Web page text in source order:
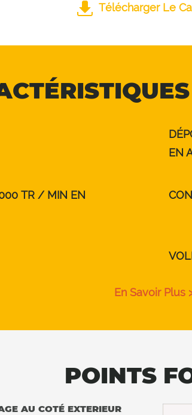
Télécharger Le
EN
TR / MIN EN
En Savoir Plus
POINTS
AU COTÉ EXTERIEUR